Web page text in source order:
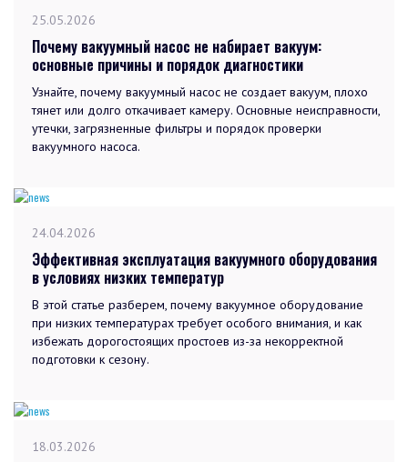
25.05.2026
Почему вакуумный насос не набирает вакуум:
основные причины и порядок диагностики
Узнайте, почему вакуумный насос не создает вакуум, плохо
тянет или долго откачивает камеру. Основные неисправности,
утечки, загрязненные фильтры и порядок проверки
вакуумного насоса.
24.04.2026
Эффективная эксплуатация вакуумного оборудования
в условиях низких температур
В этой статье разберем, почему вакуумное оборудование
при низких температурах требует особого внимания, и как
избежать дорогостоящих простоев из-за некорректной
подготовки к сезону.
18.03.2026